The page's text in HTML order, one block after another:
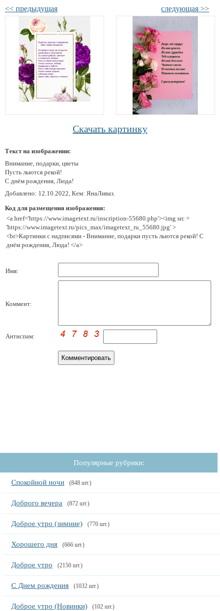
<< предыдущая следующая >>
Скачать картинку
Текст на изображении:
Внимание, подарки, цветы
Пусть льются рекой!
С днём рождения, Люда!
Добавлено: 12.10.2022, Кем: ЯнаЛиваз.
Код для размещения изображения:
<a href='https://www.imagetext.ru/inscription-55680.php'><img src =
'https://www.imagetext.ru/pics_max/imagetext_ru_55680.jpg' >
<br>Картинки с надписями - Внимание, подарки пусть льются рекой! С
днём рождения, Люда! </a>
Имя:
Коммент:
Антиспам:
Популярные рубрики:
Спокойной ночи (848 шт.)
Доброго вечера (872 шт.)
Доброе утро (зимние) (770 шт.)
Хорошего дня (666 шт.)
Доброе утро (2150 шт.)
С Днем рождения (1032 шт.)
Доброе утро (Новинки) (102 шт.)